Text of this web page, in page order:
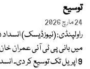
توسیع
24 مارچ 2026
میں بانی پی ٹی آئی عمران
9 اپریل تک توسیع کر دی۔